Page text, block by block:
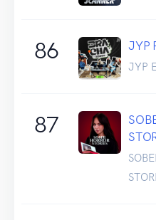
86 JYP
JYP
87